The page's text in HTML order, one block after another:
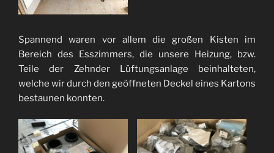
Spannend waren vor allem die großen Kisten im
Bereich des Esszimmers, die unsere Heizung, bzw.
Teile der Zehnder Lüftungsanlage beinhalteten,
welche wir durch den geöffneten Deckel eines Kartons
bestaunen konnten.